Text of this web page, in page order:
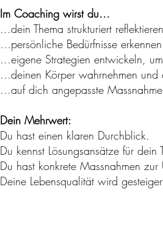
Im Coaching wirst du…
...dein Thema strukturiert
…persönliche Bedürfnisse
…eigene Strategien entwickeln,
…deinen Körper wahrnehmen und
…auf dich angepasste
Dein Mehrwert:
Du hast einen klaren Durchblick.
Du kennst Lösungsansätze für dein
Du hast konkrete Massnahmen
Deine Lebensqualität wird